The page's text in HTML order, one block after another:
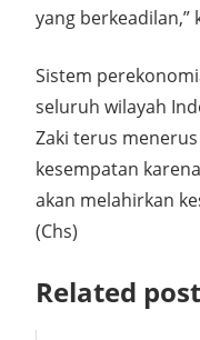
yang berkeadilan,”
Sistem
seluruh wilayah
Zaki terus
kesempatan
akan melahirkan
(Chs)
Related